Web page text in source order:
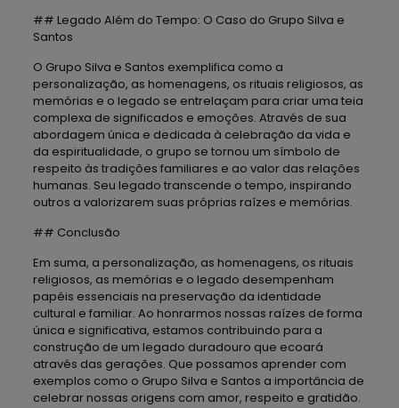
## Legado Além do Tempo: O Caso do Grupo Silva e
Santos
O Grupo Silva e Santos exemplifica como a
personalização, as homenagens, os rituais religiosos, as
memórias e o legado se entrelaçam para criar uma teia
complexa de significados e emoções. Através de sua
abordagem única e dedicada à celebração da vida e
da espiritualidade, o grupo se tornou um símbolo de
respeito às tradições familiares e ao valor das relações
humanas. Seu legado transcende o tempo, inspirando
outros a valorizarem suas próprias raízes e memórias.
## Conclusão
Em suma, a personalização, as homenagens, os rituais
religiosos, as memórias e o legado desempenham
papéis essenciais na preservação da identidade
cultural e familiar. Ao honrarmos nossas raízes de forma
única e significativa, estamos contribuindo para a
construção de um legado duradouro que ecoará
através das gerações. Que possamos aprender com
exemplos como o Grupo Silva e Santos a importância de
celebrar nossas origens com amor, respeito e gratidão.